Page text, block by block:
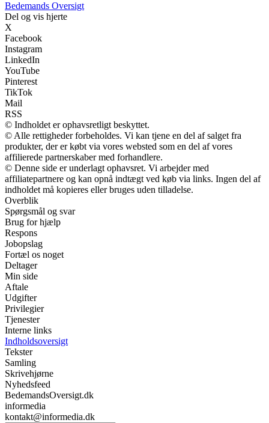
Bedemands Oversigt
Del og vis hjerte
X
Facebook
Instagram
LinkedIn
YouTube
Pinterest
TikTok
Mail
RSS
© Indholdet er ophavsretligt beskyttet.
© Alle rettigheder forbeholdes. Vi kan tjene en del af salget fra
produkter, der er købt via vores websted som en del af vores
affilierede partnerskaber med forhandlere.
© Denne side er underlagt ophavsret. Vi arbejder med
affiliatepartnere og kan opnå indtægt ved køb via links. Ingen del af
indholdet må kopieres eller bruges uden tilladelse.
Overblik
Spørgsmål og svar
Brug for hjælp
Respons
Jobopslag
Fortæl os noget
Deltager
Min side
Aftale
Udgifter
Privilegier
Tjenester
Interne links
Indholdsoversigt
Tekster
Samling
Skrivehjørne
Nyhedsfeed
BedemandsOversigt.dk
informedia
kontakt@informedia.dk